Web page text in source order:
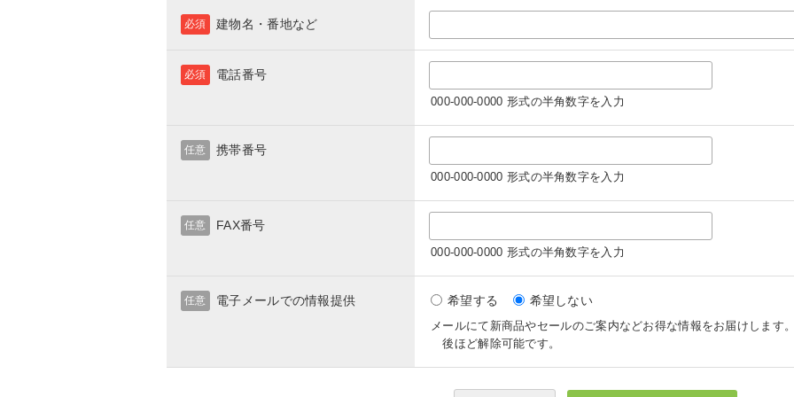
建物名・番地など
必須
電話番号
必須
000-000-0000 形式の半角数字を入力
携帯番号
任意
000-000-0000 形式の半角数字を入力
FAX番号
任意
000-000-0000 形式の半角数字を入力
電子メールでの情報提供
任意 希望する 希望しない
メールにて新商品やセールのご案内などお得な情報をお届けします
後ほど解除可能です。